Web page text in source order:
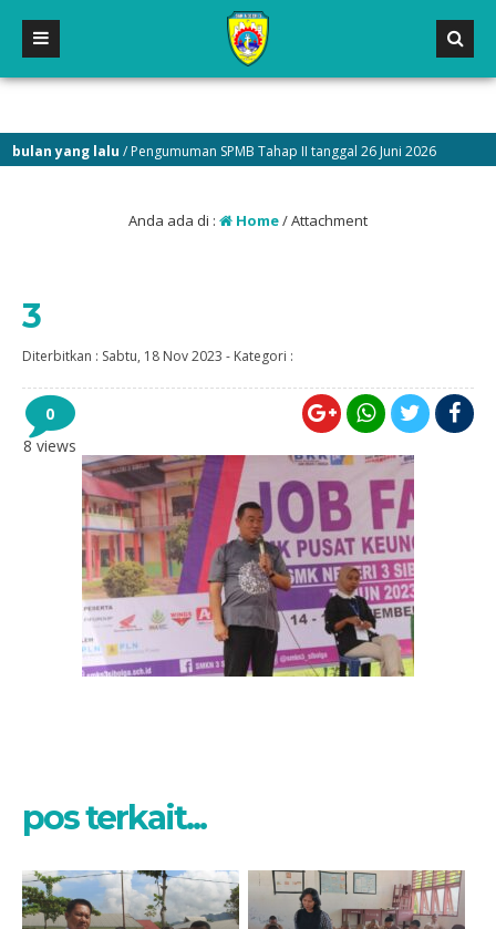
yang lalu/ Pengumuman SPMB Tahap II tanggal 26 Juni 2026
Anda ada di : Home/ Attachment
3
Diterbitkan : Sabtu, 18 Nov 2023 - Kategori :
0
8 views
pos terkait...